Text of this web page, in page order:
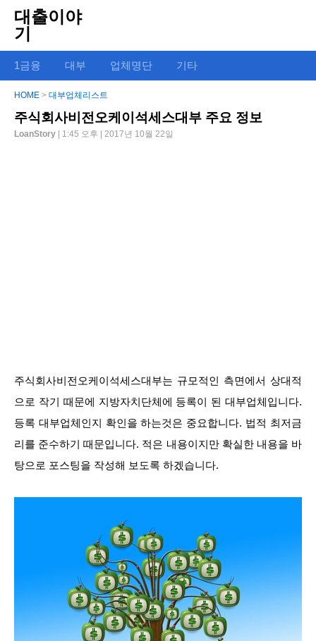
대출이야
기
1금융 대부 업체명단 기타
HOME > 대부업체리스트
주식회사비전오케이석세스대부 주요 정보
LoanStory | 1:45 오후 | 2017년 10월 22일
주식회사비전오케이석세스대부는 규모적인 측면에서 상대적
으로 작기 때문에 지방자치단체에 등록이 된 대부업체입니다.
등록 대부업체인지 확인을 하는것은 중요합니다. 법적 최저금
리를 준수하기 때문입니다. 적은 내용이지만 확실한 내용을 바
탕으로 포스팅을 작성해 보도록 하겠습니다.